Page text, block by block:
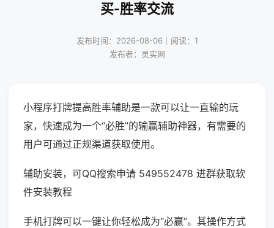
买-胜率交流
发布时间：2026-08-06｜阅读：1
发布者：灵实网
小程序打牌提高胜率辅助是一款可以让一直输的玩
家，快速成为一个“必胜”的输赢辅助神器，有需要的
用户可通过正规渠道获取使用。
辅助安装，可QQ搜索申请 549552478 进群获取软
件安装教程
手机打牌可以一键让你轻松成为“必赢”。其操作方式